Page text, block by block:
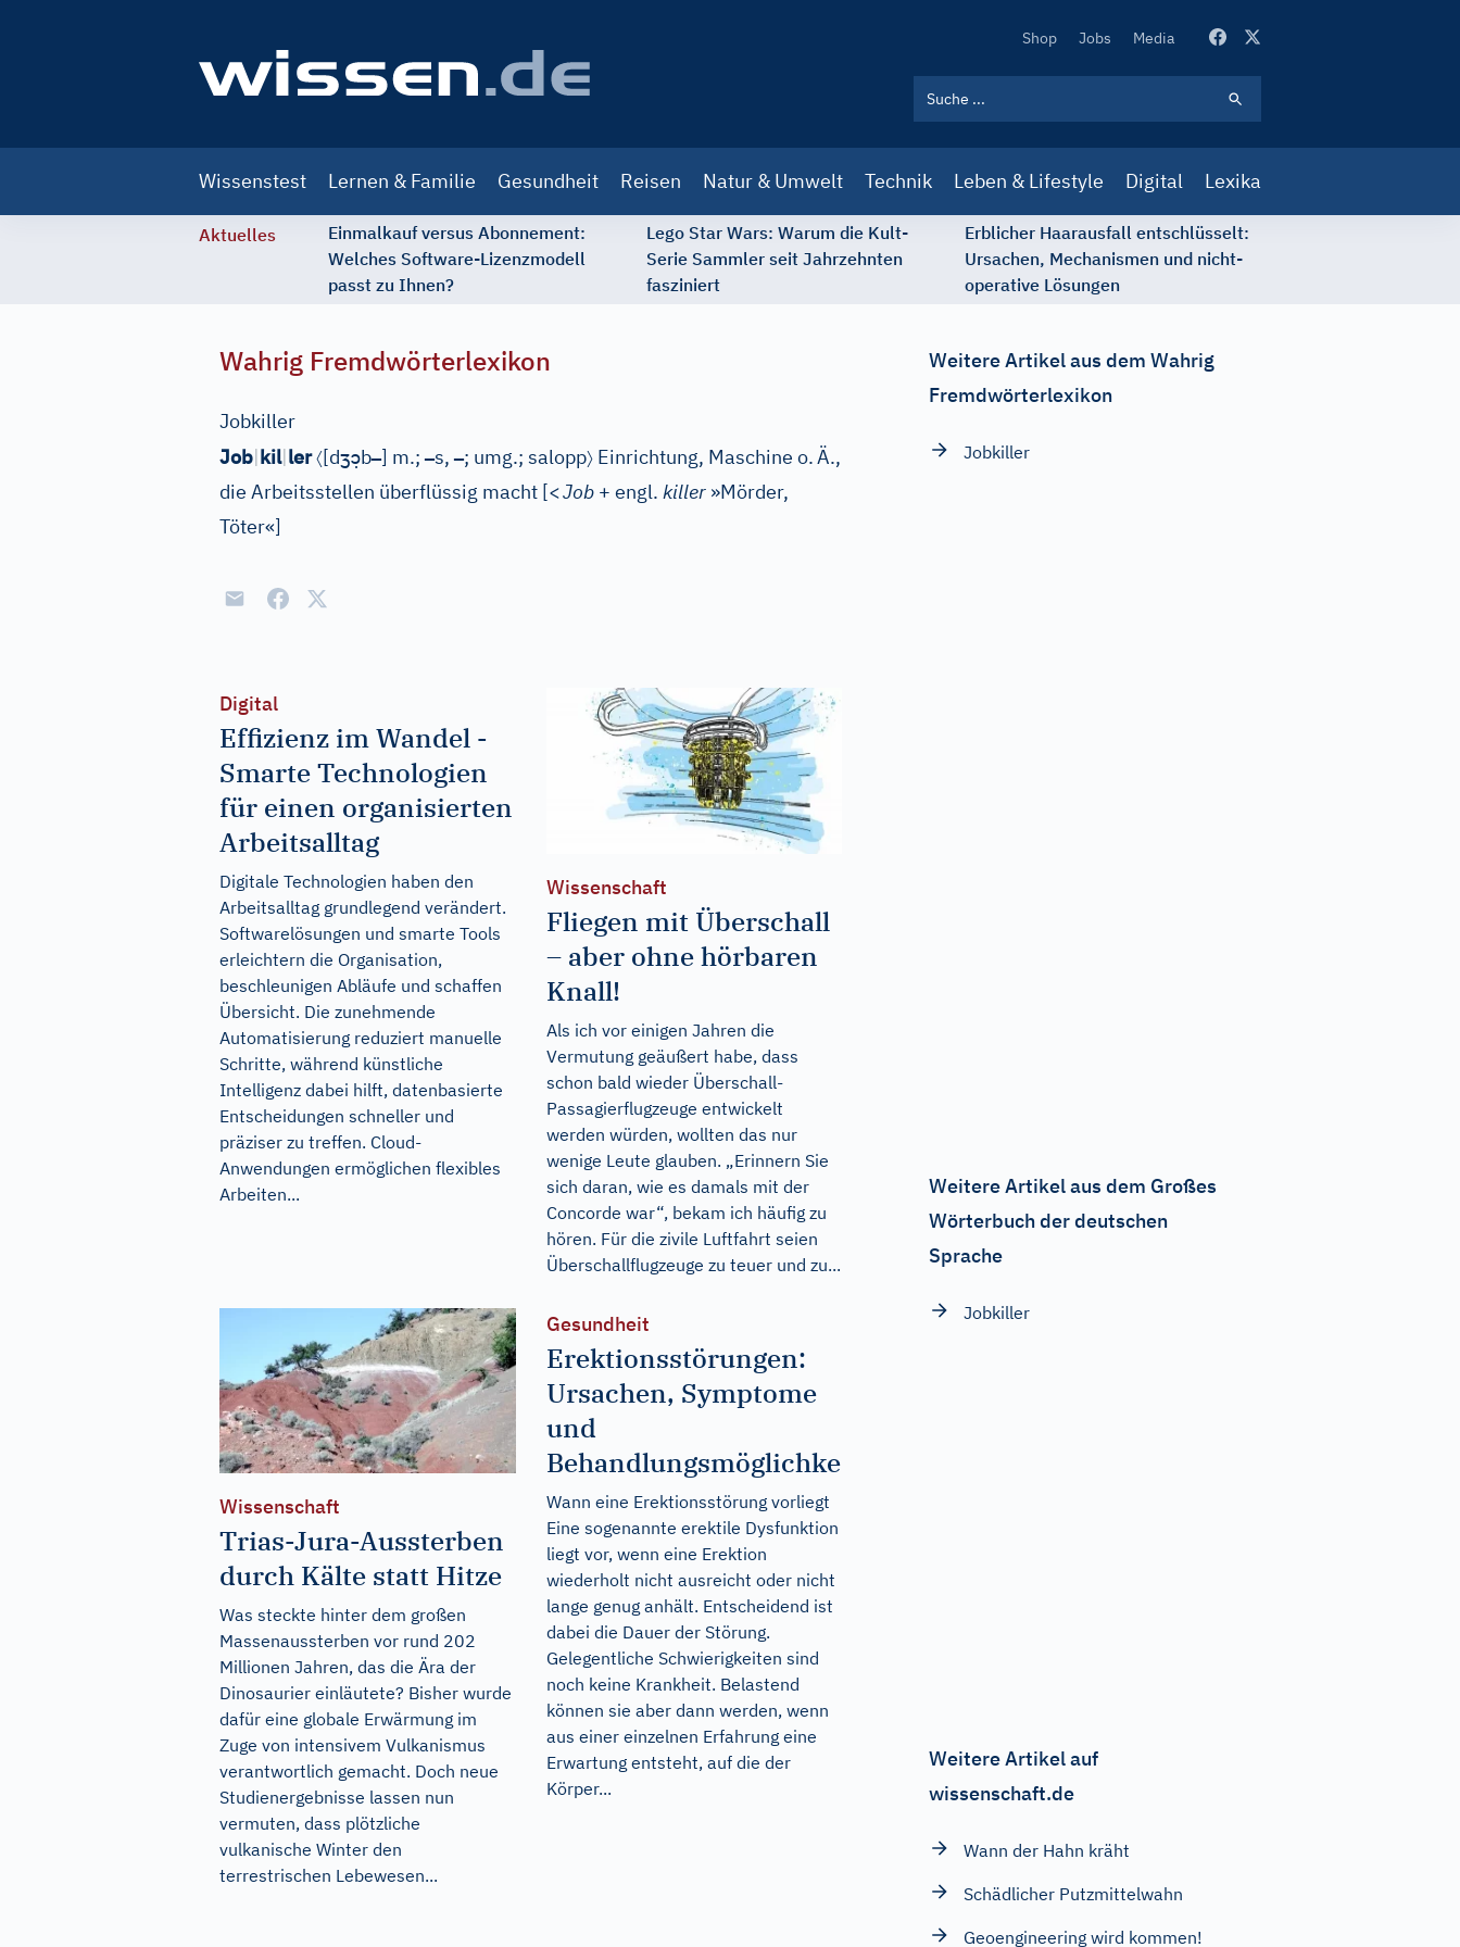
Secondary
Shop Jobs Media
navigation
Wissenstest Lernen & Familie Gesundheit Reisen Natur & Umwelt Technik Leben & Lifestyle Digital Lexika
Aktuelles
Einmalkauf versus Abonnement:
Welches Software-Lizenzmodell
passt zu Ihnen?
Lego Star Wars: Warum die Kult-
Serie Sammler seit Jahrzehnten
fasziniert
Erblicher Haarausfall entschlüsselt:
Ursachen, Mechanismen und nicht-
operative Lösungen
Wahrig Fremdwörterlexikon
Jobkiller
Job|kil|ler〈[dʒɔ̣b–] m.;–s,–; umg.; salopp〉 Einrichtung, Maschine o.Ä.,
die Arbeitsstellen überflüssig macht [<Job + engl. killer »Mörder,
Töter«]
Digital
Effizienz im Wandel -
Smarte Technologien
für einen organisierten
Arbeitsalltag
Digitale Technologien haben den
Arbeitsalltag grundlegend verändert.
Softwarelösungen und smarte Tools
erleichtern die Organisation,
beschleunigen Abläufe und schaffen
Übersicht. Die zunehmende
Automatisierung reduziert manuelle
Schritte, während künstliche
Intelligenz dabei hilft, datenbasierte
Entscheidungen schneller und
präziser zu treffen. Cloud-
Anwendungen ermöglichen flexibles
Arbeiten...
Wissenschaft
Fliegen mit Überschall
– aber ohne hörbaren
Knall!
Als ich vor einigen Jahren die
Vermutung geäußert habe, dass
schon bald wieder Überschall-
Passagierflugzeuge entwickelt
werden würden, wollten das nur
wenige Leute glauben. „Erinnern Sie
sich daran, wie es damals mit der
Concorde war“, bekam ich häufig zu
hören. Für die zivile Luftfahrt seien
Überschallflugzeuge zu teuer und zu...
Wissenschaft
Trias-Jura-Aussterben
durch Kälte statt Hitze
Was steckte hinter dem großen
Massenaussterben vor rund 202
Millionen Jahren, das die Ära der
Dinosaurier einläutete? Bisher wurde
dafür eine globale Erwärmung im
Zuge von intensivem Vulkanismus
verantwortlich gemacht. Doch neue
Studienergebnisse lassen nun
vermuten, dass plötzliche
vulkanische Winter den
terrestrischen Lebewesen...
Gesundheit
Erektionsstörungen:
Ursachen, Symptome
und
Behandlungsmöglichkeiten
Wann eine Erektionsstörung vorliegt
Eine sogenannte erektile Dysfunktion
liegt vor, wenn eine Erektion
wiederholt nicht ausreicht oder nicht
lange genug anhält. Entscheidend ist
dabei die Dauer der Störung.
Gelegentliche Schwierigkeiten sind
noch keine Krankheit. Belastend
können sie aber dann werden, wenn
aus einer einzelnen Erfahrung eine
Erwartung entsteht, auf die der
Körper...
Weitere Artikel aus dem Wahrig
Fremdwörterlexikon
Jobkiller
Weitere Artikel aus dem Großes
Wörterbuch der deutschen
Sprache
Jobkiller
Weitere Artikel auf
wissenschaft.de
Wann der Hahn kräht
Schädlicher Putzmittelwahn
Geoengineering wird kommen!